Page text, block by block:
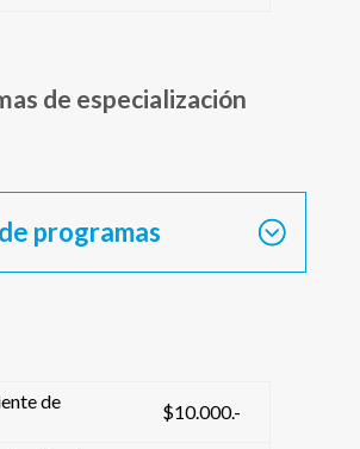
de especialización
programas
de
$10.000.-